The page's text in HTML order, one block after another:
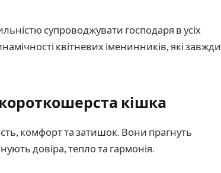
супроводжувати господаря в усіх
квітневих іменинників, які завжди
кішка
комфорт та затишок. Вони прагнуть
довіра, тепло та гармонія.